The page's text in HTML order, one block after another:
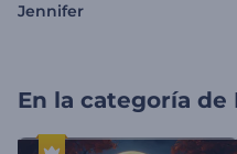
Jennifer
En la categoría de